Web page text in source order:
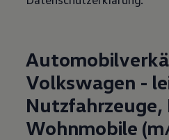
Volkswagen -
Nutzfahrzeuge,
Wohnmobile